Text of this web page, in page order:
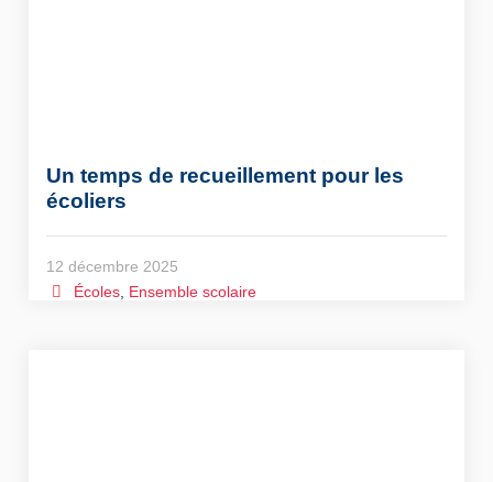
Un temps de recueillement pour les
écoliers
12 décembre 2025
Écoles Ensemble scolaire